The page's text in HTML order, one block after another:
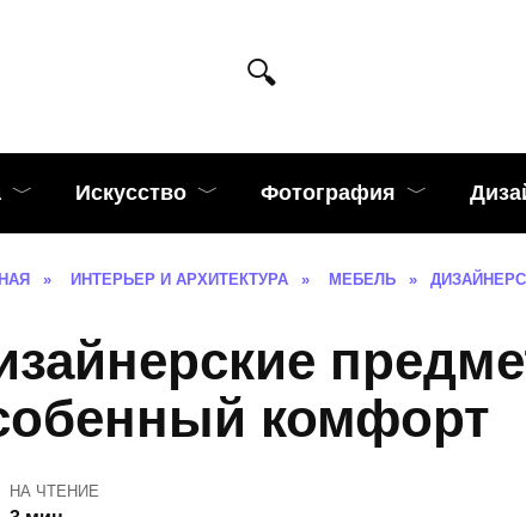
Искусство Фотография
» ИНТЕРЬЕР И АРХИТЕКТУРА » МЕБЕЛЬ »
комфорт
НА ЧТЕНИЕ